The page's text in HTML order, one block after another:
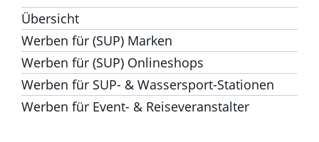
Übersicht
Werben für (SUP) Marken
Werben für (SUP) Onlineshops
Werben für SUP- & Wassersport-Stationen
Werben für Event- & Reiseveranstalter